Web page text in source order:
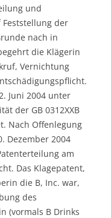
und
Feststellung der
nach in
die Klägerin
Vernichtung
Juni 2004 unter
der GB 0312XXB
Nach Offenlegung
Dezember 2004
am
Das Klagepatent,
die B, Inc. war,
des
(vormals B Drinks